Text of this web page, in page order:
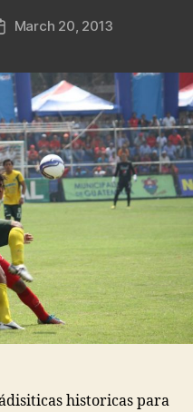
March 20, 2013
historicas para